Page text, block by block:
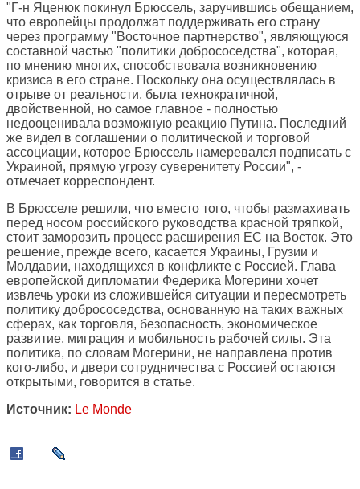
"Г-н Яценюк покинул Брюссель, заручившись обещанием,
что европейцы продолжат поддерживать его страну
через программу "Восточное партнерство", являющуюся
составной частью "политики добрососедства", которая,
по мнению многих, способствовала возникновению
кризиса в его стране. Поскольку она осуществлялась в
отрыве от реальности, была технократичной,
двойственной, но самое главное - полностью
недооценивала возможную реакцию Путина. Последний
же видел в соглашении о политической и торговой
ассоциации, которое Брюссель намеревался подписать с
Украиной, прямую угрозу суверенитету России", -
отмечает корреспондент.
В Брюсселе решили, что вместо того, чтобы размахивать
перед носом российского руководства красной тряпкой,
стоит заморозить процесс расширения ЕС на Восток. Это
решение, прежде всего, касается Украины, Грузии и
Молдавии, находящихся в конфликте с Россией. Глава
европейской дипломатии Федерика Могерини хочет
извлечь уроки из сложившейся ситуации и пересмотреть
политику добрососедства, основанную на таких важных
сферах, как торговля, безопасность, экономическое
развитие, миграция и мобильность рабочей силы. Эта
политика, по словам Могерини, не направлена против
кого-либо, и двери сотрудничества с Россией остаются
открытыми, говорится в статье.
Источник: Le Monde